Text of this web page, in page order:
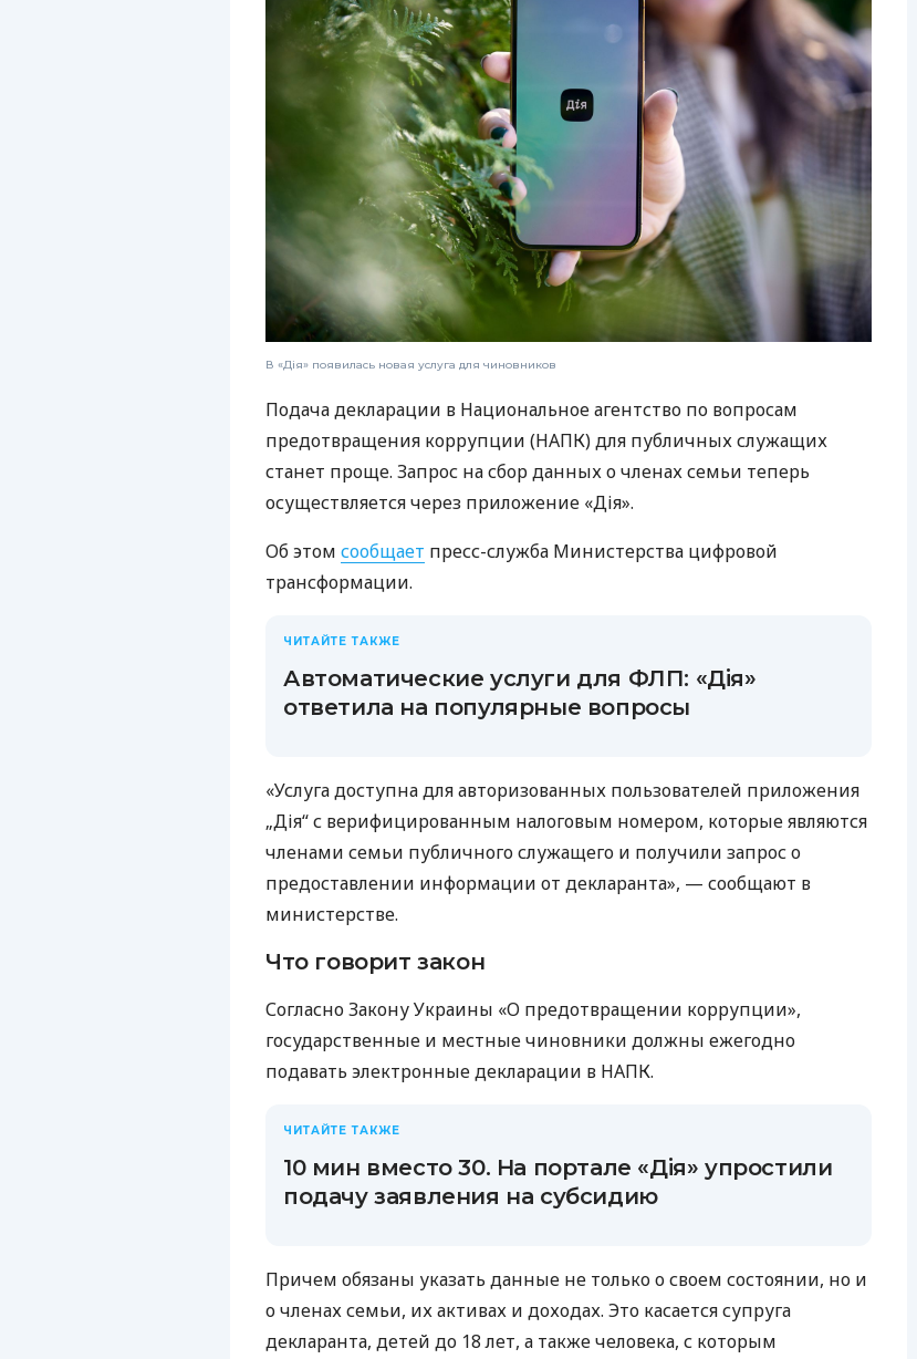
ЕЖЕМЕСЯЧНЫЙ ОБЗОР
КЕШБЭКА
ПУТЕВОДИТЕЛИ ПО
БАНКОВСКИМ КАРТАМ
В «Дія» появилась новая услуга для чиновников
Подача декларации в Национальное агентство по вопросам
предотвращения коррупции (НАПК) для публичных служащих
станет проще. Запрос на сбор данных о членах семьи теперь
осуществляется через приложение «Дія».
Об этом сообщает пресс-служба Министерства цифровой
трансформации.
ЧИТАЙТЕ ТАКЖЕ
Автоматические услуги для ФЛП: «Дія»
ответила на популярные вопросы
«Услуга доступна для авторизованных пользователей приложения
„Дія“ с верифицированным налоговым номером, которые являются
членами семьи публичного служащего и получили запрос о
предоставлении информации от декларанта», — сообщают в
министерстве.
Что говорит закон
Согласно Закону Украины «О предотвращении коррупции»,
государственные и местные чиновники должны ежегодно
подавать электронные декларации в НАПК.
ЧИТАЙТЕ ТАКЖЕ
10 мин вместо 30. На портале «Дія» упростили
подачу заявления на субсидию
Причем обязаны указать данные не только о своем состоянии, но и
о членах семьи, их активах и доходах. Это касается супруга
декларанта, детей до 18 лет, а также человека, с которым